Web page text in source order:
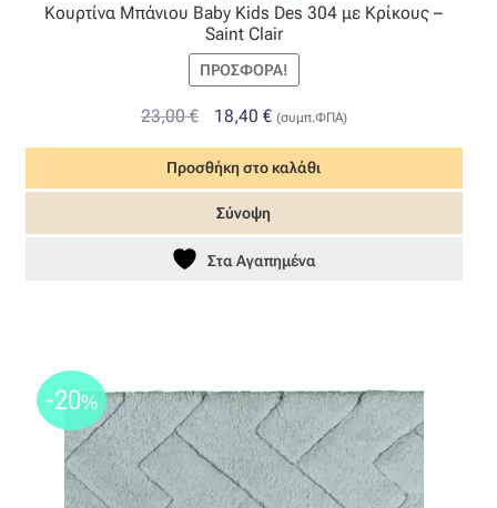
Κουρτίνα Μπάνιου Baby Kids Des 304 με Κρίκους –
Saint Clair
ΠΡΟΣΦΟΡΆ!
23,00€
Original
price
was:
23,00 €.
18,40 €Η
τρέχουσα
τιμή
είναι:
(συμπ.ΦΠΑ)
Προσθήκη στο καλάθι
Σύνοψη
Στα Αγαπημένα
-20%